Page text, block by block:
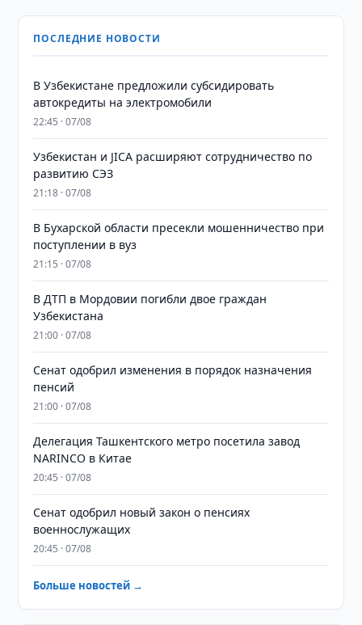
ПОСЛЕДНИЕ НОВОСТИ
В Узбекистане предложили субсидировать
автокредиты на электромобили
22:45 · 07/08
Узбекистан и JICA расширяют сотрудничество по
развитию СЭЗ
21:18 · 07/08
В Бухарской области пресекли мошенничество при
поступлении в вуз
21:15 · 07/08
В ДТП в Мордовии погибли двое граждан
Узбекистана
21:00 · 07/08
Сенат одобрил изменения в порядок назначения
пенсий
21:00 · 07/08
Делегация Ташкентского метро посетила завод
NARINCO в Китае
20:45 · 07/08
Сенат одобрил новый закон о пенсиях
военнослужащих
20:45 · 07/08
Больше новостей →